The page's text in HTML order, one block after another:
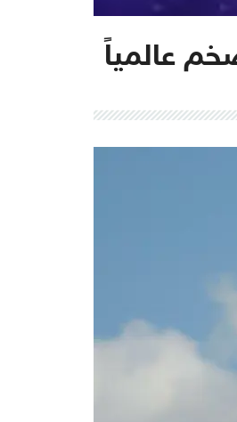
عالمياً